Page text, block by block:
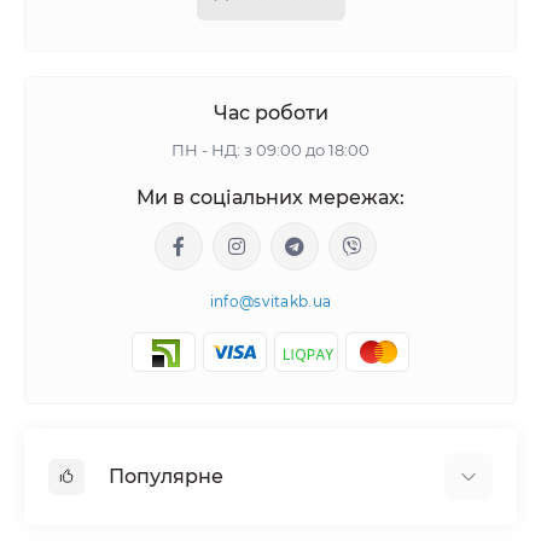
Якісні зарядки під час свого функціонування не повинні
забезпечення стабільної подачі напруги в акумулятор. В
першу чергу клеми отримують струм з великим
значенням, яке поетапно починається зменшуватися до
моменту повної зарядки акумуляторної батареї.
Час роботи
ПН - НД: з 09:00 до 18:00
Ми в соціальних мережах:
info@svitakb.ua
Популярне